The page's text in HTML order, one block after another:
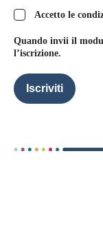
Accetto le
Quando invii il
l’iscrizione.
Iscriviti